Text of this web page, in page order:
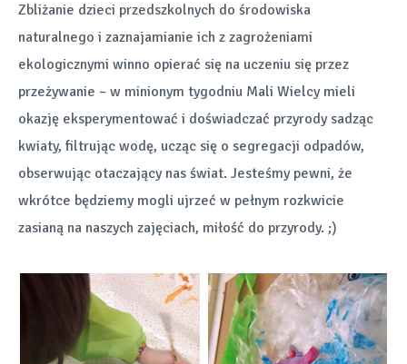
Zbliżanie dzieci przedszkolnych do środowiska
naturalnego i zaznajamianie ich z zagrożeniami
ekologicznymi winno opierać się na uczeniu się przez
przeżywanie – w minionym tygodniu Mali Wielcy mieli
okazję eksperymentować i doświadczać przyrody sadząc
kwiaty, filtrując wodę, ucząc się o segregacji odpadów,
obserwując otaczający nas świat. Jesteśmy pewni, że
wkrótce będziemy mogli ujrzeć w pełnym rozkwicie
zasianą na naszych zajęciach, miłość do przyrody. ;)